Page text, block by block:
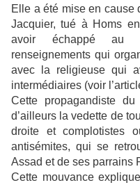
Elle a été mise en cause
Jacquier, tué à Homs
avoir échappé au
renseignements qui
avec la religieuse qui
intermédiaires (voir
Cette propagandiste
d’ailleurs la vedette de
droite et complotistes
antisémites, qui se
Assad et de ses parrains
Cette mouvance